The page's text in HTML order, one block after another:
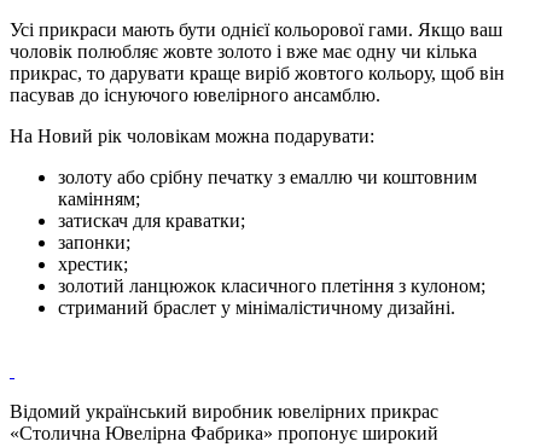
Усі прикраси мають бути однієї кольорової гами. Якщо ваш
чоловік полюбляє жовте золото і вже має одну чи кілька
прикрас, то дарувати краще виріб жовтого кольору, щоб він
пасував до існуючого ювелірного ансамблю.
На Новий рік чоловікам можна подарувати:
золоту або срібну печатку з емаллю чи коштовним
камінням;
затискач для краватки;
запонки;
хрестик;
золотий ланцюжок класичного плетіння з кулоном;
стриманий браслет у мінімалістичному дизайні.
Відомий український виробник ювелірних прикрас
«Столична Ювелірна Фабрика» пропонує широкий